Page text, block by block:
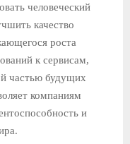
человеческий
качество
роста
к сервисам,
частью будущих
компаниям
и